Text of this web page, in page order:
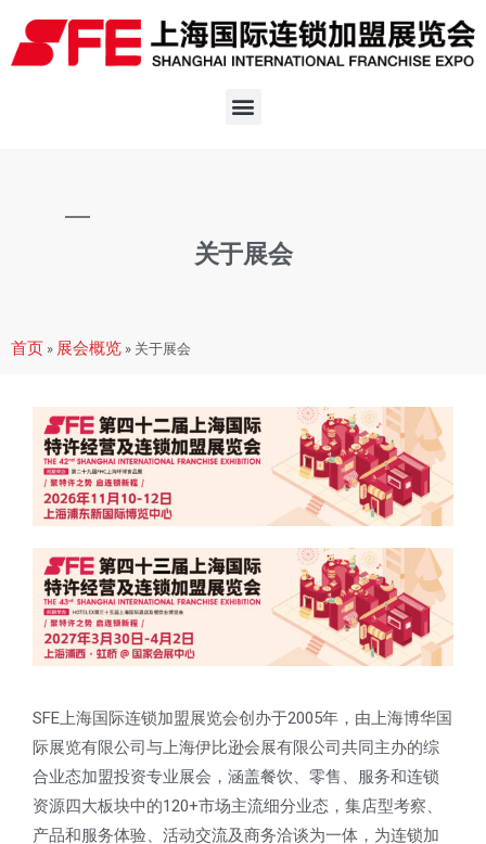
关于展会
首页 » 展会概览 » 关于展会
SFE上海国际连锁加盟展览会创办于2005年，由上海博华国
际展览有限公司与上海伊比逊会展有限公司共同主办的综
合业态加盟投资专业展会，涵盖餐饮、零售、服务和连锁
资源四大板块中的120+市场主流细分业态，集店型考察、
产品和服务体验、活动交流及商务洽谈为一体，为连锁加